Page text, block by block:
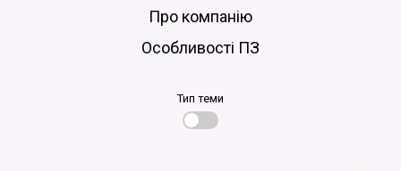
Про компанію
Особливості ПЗ
Тип теми